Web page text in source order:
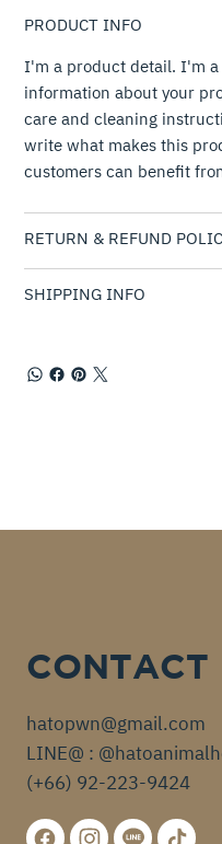
PRODUCT INFO
I'm a product detail. I'm
information about your
care and cleaning
write what makes this
customers can benefit
RETURN & REFUND
SHIPPING INFO
CONTACT
hatopwn@gmail.com
LINE@ :
(+66) 92-223-9424